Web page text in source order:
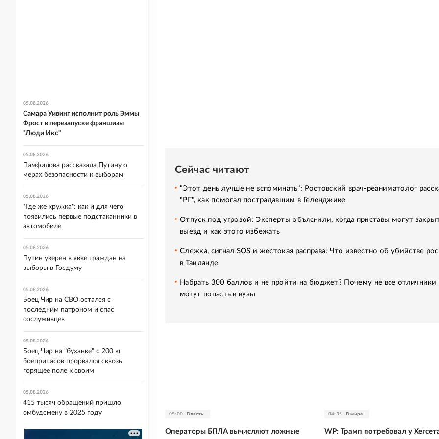
Сейчас читают
"Этот день лучше не вспоминать": Ростовский врач-реаниматолог
"РГ", как помогал пострадавшим в Геленджике
Отпуск под угрозой: Эксперты объяснили, когда приставы могут
выезд и как этого избежать
Слежка, сигнал SOS и жестокая расправа: Что известно об убийстве
в Таиланде
Набрать 300 баллов и не пройти на бюджет? Почему не все отличники
могут попасть в вузы
05:00 Власть
Операторы БПЛА вычисляют ложные
04:35 В мире
WP: Трамп потребовал у
05.08.2026
Самара Уивинг исполнит роль Эммы
Фрост в перезапуске франшизы
"Люди Икс"
05.08.2026
Памфилова рассказала Путину о
мерах безопасности к выборам
05.08.2026
"Где же кружка": как и для чего
появились первые подстаканники в
автомобиле
05.08.2026
Путин уверен в явке граждан на
выборы в Госдуму
05.08.2026
Боец Чир на СВО остался с
последним патроном и спас
сослуживцев
05.08.2026
Боец Чир на "буханке" с 200 кг
боеприпасов прорвался сквозь
горящее поле к своим
05.08.2026
415 тысяч обращений пришло
омбудсмену в 2025 году